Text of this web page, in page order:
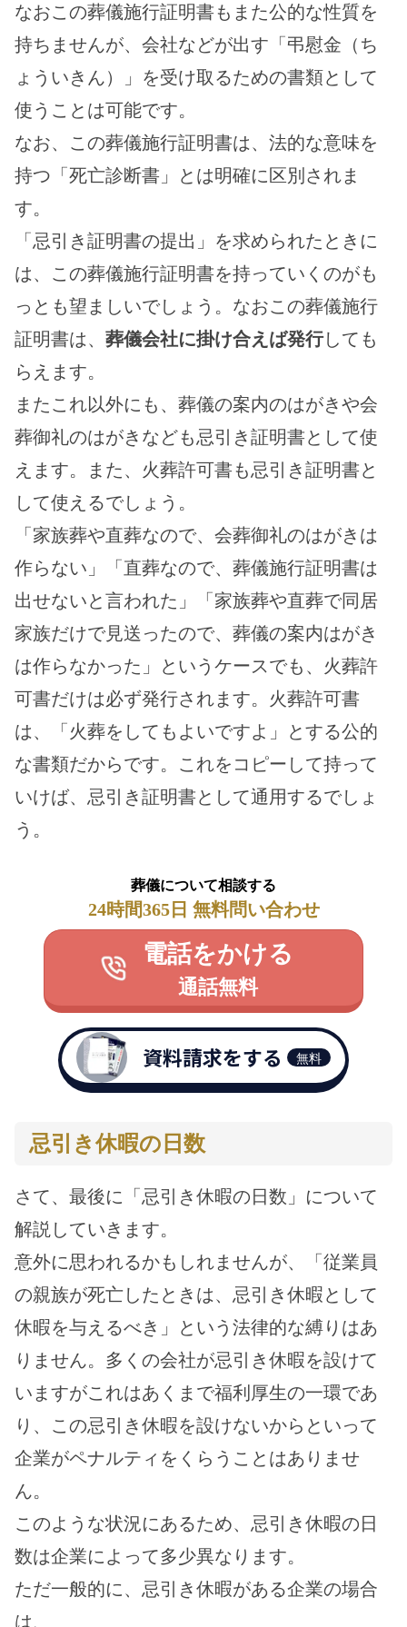
なおこの葬儀施行証明書もまた公的な性質を
持ちませんが、会社などが出す「弔慰金（ち
ょういきん）」を受け取るための書類として
使うことは可能です。
なお、この葬儀施行証明書は、法的な意味を
持つ「死亡診断書」とは明確に区別されま
す。
「忌引き証明書の提出」を求められたときに
は、この葬儀施行証明書を持っていくのがも
っとも望ましいでしょう。なおこの葬儀施行
証明書は、 葬儀会社に掛け合えば発行しても
らえます。
またこれ以外にも、葬儀の案内のはがきや会
葬御礼のはがきなども忌引き証明書として使
えます。また、火葬許可書も忌引き証明書と
して使えるでしょう。
「家族葬や直葬なので、会葬御礼のはがきは
作らない」「直葬なので、葬儀施行証明書は
出せないと言われた」「家族葬や直葬で同居
家族だけで見送ったので、葬儀の案内はがき
は作らなかった」というケースでも、火葬許
可書だけは必ず発行されます。火葬許可書
は、「火葬をしてもよいですよ」とする公的
な書類だからです。これをコピーして持って
いけば、忌引き証明書として通用するでしょ
う。
葬儀について相談する
24時間365日 無料問い合わせ
電話をかける
通話無料
資料請求をする 無料
忌引き休暇の日数
さて、最後に「忌引き休暇の日数」について
解説していきます。
意外に思われるかもしれませんが、「従業員
の親族が死亡したときは、忌引き休暇として
休暇を与えるべき」という法律的な縛りはあ
りません。多くの会社が忌引き休暇を設けて
いますがこれはあくまで福利厚生の一環であ
り、この忌引き休暇を設けないからといって
企業がペナルティをくらうことはありませ
ん。
このような状況にあるため、忌引き休暇の日
数は企業によって多少異なります。
ただ一般的に、忌引き休暇がある企業の場合
は、